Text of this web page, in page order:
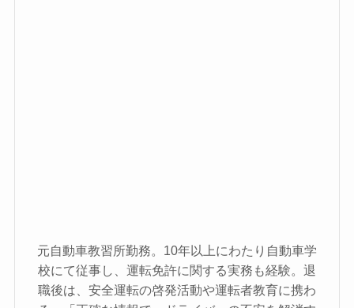
元自動車教習所勤務。10年以上にわたり自動車学
校にて従事し、運転免許に関する実務も経験。退
職後は、安全運転の啓発活動や運転者教育に携わ